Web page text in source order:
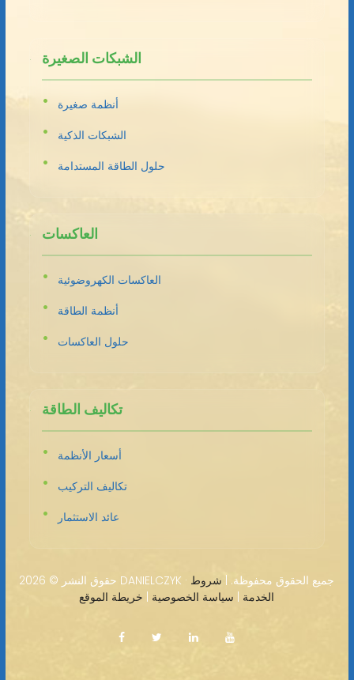
الشبكات الصغيرة
أنظمة صغيرة
الشبكات الذكية
حلول الطاقة المستدامة
العاكسات
العاكسات الكهروضوئية
أنظمة الطاقة
حلول العاكسات
تكاليف الطاقة
أسعار الأنظمة
تكاليف التركيب
عائد الاستثمار
حقوق النشر © 2026 DANIELCZYK · جميع الحقوق محفوظة. | شروط
الخدمة
سياسة الخصوصية خريطة الموقع